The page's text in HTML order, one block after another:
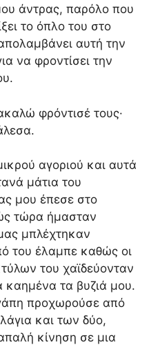
άντρας, παρόλο που
το όπλο του στο
αυτή την
να φροντίσει την
φρόντισέ τους·
αγοριού και αυτά
μάτια του
μου έπεσε στο
τώρα ήμασταν
μπλέχτηκαν
του έλαμπε καθώς οι
του χαϊδεύονταν
καημένα τα βυζιά μου.
προχωρούσε από
και των δύο,
κίνηση σε μια